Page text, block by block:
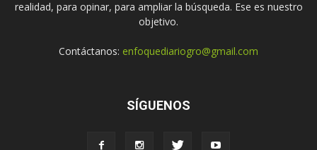
realidad, para opinar, para ampliar la búsqueda. Ese es nuestro
objetivo.
Contáctanos: enfoquediariogro@gmail.com
SÍGUENOS